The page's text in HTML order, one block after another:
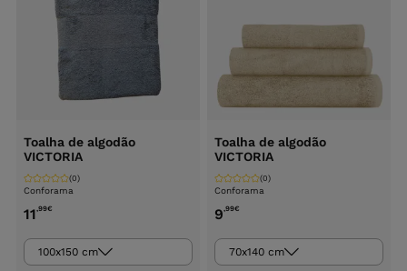
Toalha de algodão
VICTORIA
Conforama
(0)
11,99€
100x150 cm
Toalha de algodão
VICTORIA
Conforama
(0)
9,99€
70x140 cm